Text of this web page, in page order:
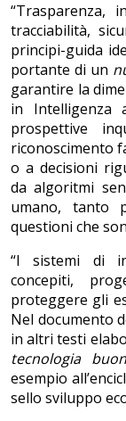
“Trasparenza,
tracciabilità,
principi-guida
portante di un
garantire la
in Intelligenza
prospettive
riconoscimento
o a decisioni
da algoritmi
umano, tanto
questioni che
“I sistemi di
concepiti,
proteggere gli
Nel documento
in altri testi
tecnologia
esempio
sello sviluppo